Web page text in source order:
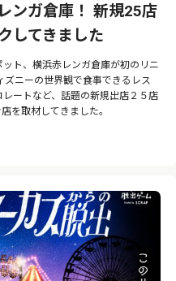
ンガ倉庫！ 新規25店
してきました
ト、横浜赤レンガ倉庫が初のリニ
ズニーの世界観で食事できるレス
ートなど、話題の新規出店２５店
を取材してきました。